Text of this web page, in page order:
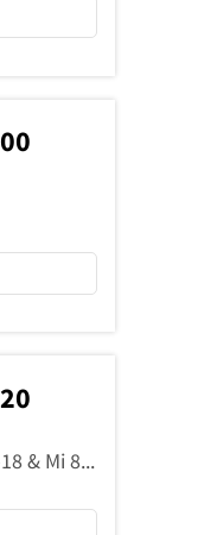
Mo 15-17 & Di 8-12 15-18 & Mi 8-12 & Do 8-12 15-18 & Fr 8-12 14-16